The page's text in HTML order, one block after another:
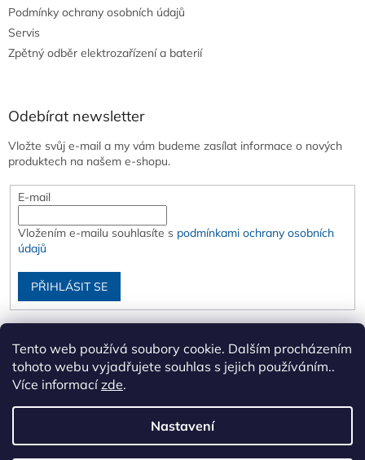
Tento web používá soubory cookie. Dalším procházením
tohoto webu vyjadřujete souhlas s jejich používáním..
Více informacízde.
Nastavení
Podmínky ochrany osobních údajů
Servis
Zpětný odběr elektrozařízení a baterií
Odebírat newsletter
Vložte svůj e-mail a my vám budeme zasílat informace o nových
produktech na našem e-shopu.
E-mail
Vložením e-mailu souhlasíte s podmínkami ochrany osobních
údajů
PŘIHLÁSIT SE
Vytvořil Shoptet